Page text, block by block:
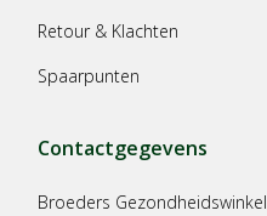
Retour & Klachten
Spaarpunten
Contactgegevens
Broeders Gezondheidswinkel